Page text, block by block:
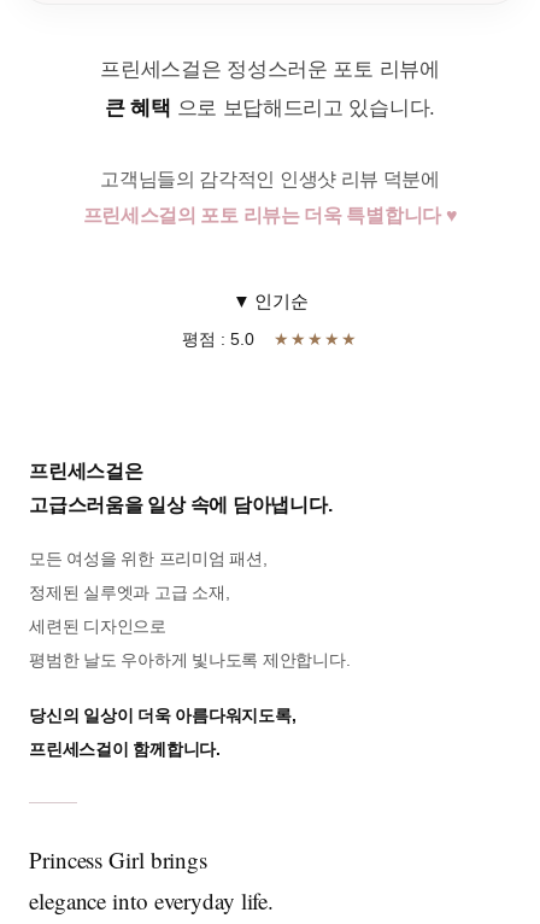
프린세스걸은 정성스러운 포토 리뷰에
큰 혜택 으로 보답해드리고 있습니다.
고객님들의 감각적인 인생샷 리뷰 덕분에
프린세스걸의 포토 리뷰는 더욱 특별합니다 ♥
▼ 인기순
평점 : 5.0 ★★★★★
프린세스걸은
고급스러움을 일상 속에 담아냅니다.
모든 여성을 위한 프리미엄 패션,
정제된 실루엣과 고급 소재,
세련된 디자인으로
평범한 날도 우아하게 빛나도록 제안합니다.
당신의 일상이 더욱 아름다워지도록,
프린세스걸이 함께합니다.
Princess Girl brings
elegance into everyday life.